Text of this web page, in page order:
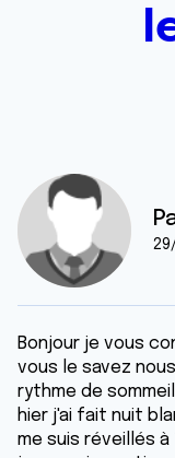
Bonjour je vous
vous le savez
rythme de
hier j'ai fait nuit
me suis réveillés à